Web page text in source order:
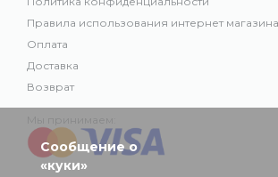
Правила использования интернет магазина
Оплата
Доставка
Возврат
Сообщение о
«куки»